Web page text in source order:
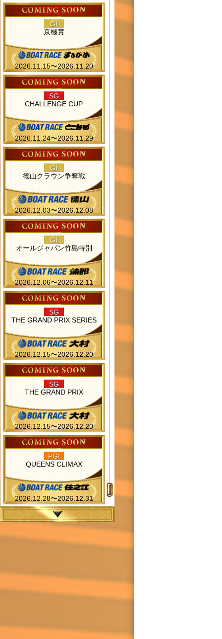
GI
京極賞
2026.11.15〜2026.11.20
SG
CHALLENGE CUP
2026.11.24〜2026.11.29
GI
徳山クラウン争奪戦
2026.12.03〜2026.12.08
GI
オールジャパン竹島特別
2026.12.06〜2026.12.11
SG
THE GRAND PRIX SERIES
2026.12.15〜2026.12.20
SG
THE GRAND PRIX
2026.12.15〜2026.12.20
PGI
QUEENS CLIMAX
2026.12.28〜2026.12.31